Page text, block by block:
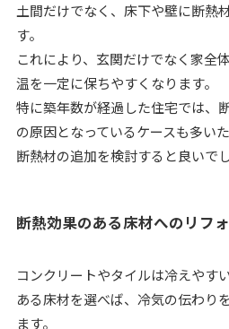
土間だけでなく、床下や壁に断熱
す。
これにより、玄関だけでなく家全
温を一定に保ちやすくなります。
特に築年数が経過した住宅では、
の原因となっているケースも多い
断熱材の追加を検討すると良いでし
断熱効果のある床材へのリフ
コンクリートやタイルは冷えやす
ある床材を選べば、冷気の伝わり
ます。